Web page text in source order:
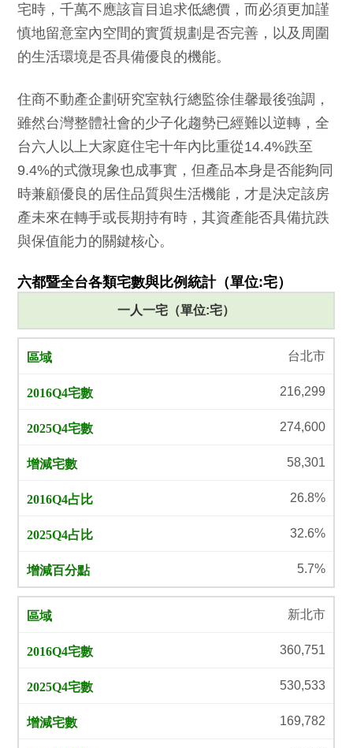
宅時，千萬不應該盲目追求低總價，而必須更加謹
慎地留意室內空間的實質規劃是否完善，以及周圍
的生活環境是否具備優良的機能。
住商不動產企劃研究室執行總監徐佳馨最後強調，
雖然台灣整體社會的少子化趨勢已經難以逆轉，全
台六人以上大家庭住宅十年內比重從14.4%跌至
9.4%的式微現象也成事實，但產品本身是否能夠同
時兼顧優良的居住品質與生活機能，才是決定該房
產未來在轉手或長期持有時，其資產能否具備抗跌
與保值能力的關鍵核心。
六都暨全台各類宅數與比例統計（單位:宅）
一人一宅（單位:宅）
台北市
216,299
274,600
58,301
26.8%
32.6%
5.7%
新北市
360,751
530,533
169,782